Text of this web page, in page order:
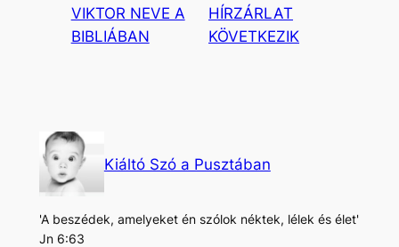
VIKTOR NEVE A
BIBLIÁBAN
HÍRZÁRLAT
KÖVETKEZIK
Kiáltó Szó a Pusztában
'A beszédek, amelyeket én szólok néktek, lélek és élet'
Jn 6:63